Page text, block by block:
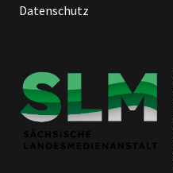
Datenschutz